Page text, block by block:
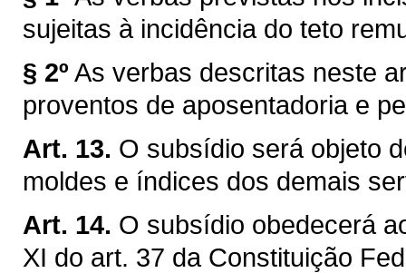
sujeitas à incidência do teto
§ 2º As verbas descritas neste
proventos de aposentadoria e
Art. 13. O subsídio será objeto
moldes e índices dos demais
Art. 14. O subsídio obedecerá
XI do art. 37 da Constituição